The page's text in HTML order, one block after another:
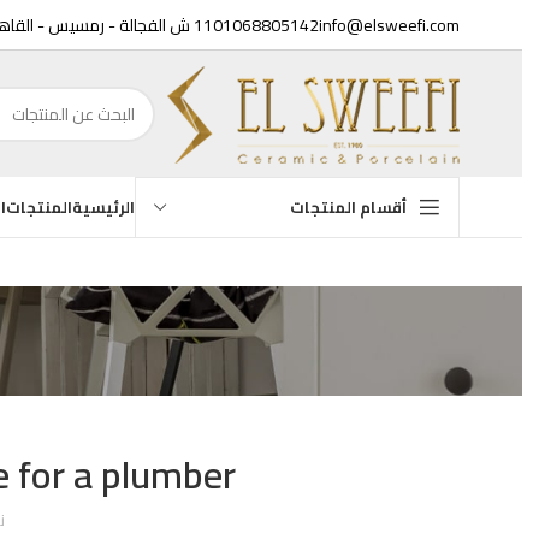
info@elsweefi.com
0106880514211 ش الفجالة - رمسيس - القاهرة
أقسام المنتجات الرئيسيةالمنتجات
for a plumber